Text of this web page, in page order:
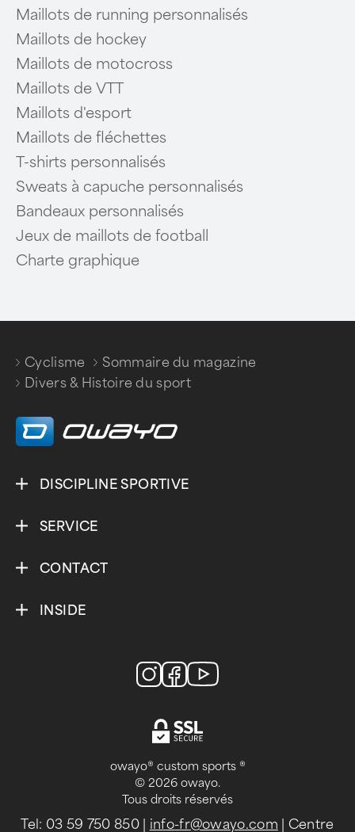
Maillots de running personnalisés
Maillots de hockey
Maillots de motocross
Maillots de VTT
Maillots d'esport
Maillots de fléchettes
T-shirts personnalisés
Sweats à capuche personnalisés
Bandeaux personnalisés
Jeux de maillots de football
Charte graphique
Cyclisme
/
Sommaire du magazine
/
Divers & Histoire du sport
DISCIPLINE SPORTIVE
SERVICE
CONTACT
INSIDE
owayo® custom sports ®
© 2026 owayo.
Tous droits réservés
Tel: 03 59 750 850| info-fr@owayo.com | Centre